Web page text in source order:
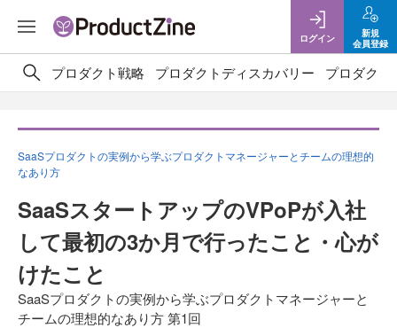
ログイン
新規
会員登録
プロダクト戦略 プロダクトディスカバリー プロダクト
SaaSプロダクトの実例から学ぶプロダクトマネージャーとチームの理想的
なあり方
SaaSスタートアップのVPoPが入社
して最初の3か月で行ったこと・心が
けたこと
SaaSプロダクトの実例から学ぶプロダクトマネージャーと
チームの理想的なあり方 第1回